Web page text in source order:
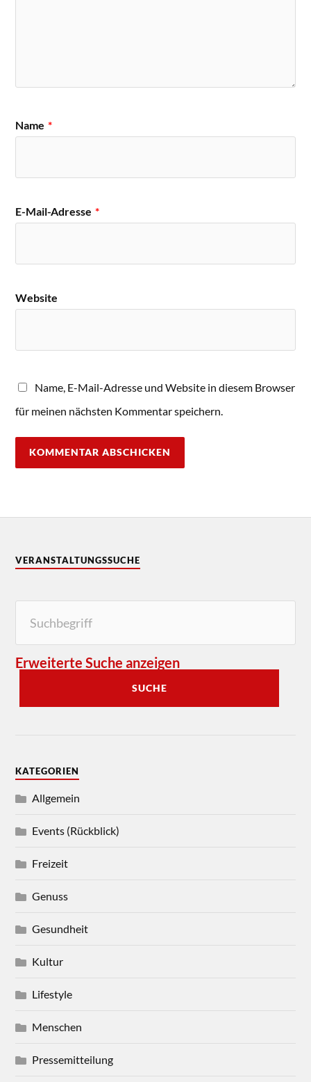
Name *
E-Mail-Adresse *
Website
Name, E-Mail-Adresse und Website in diesem Browser
für meinen nächsten Kommentar speichern.
VERANSTALTUNGSSUCHE
Erweiterte Suche anzeigen
SUCHE
KATEGORIEN
Allgemein
Events (Rückblick)
Freizeit
Genuss
Gesundheit
Kultur
Lifestyle
Menschen
Pressemitteilung